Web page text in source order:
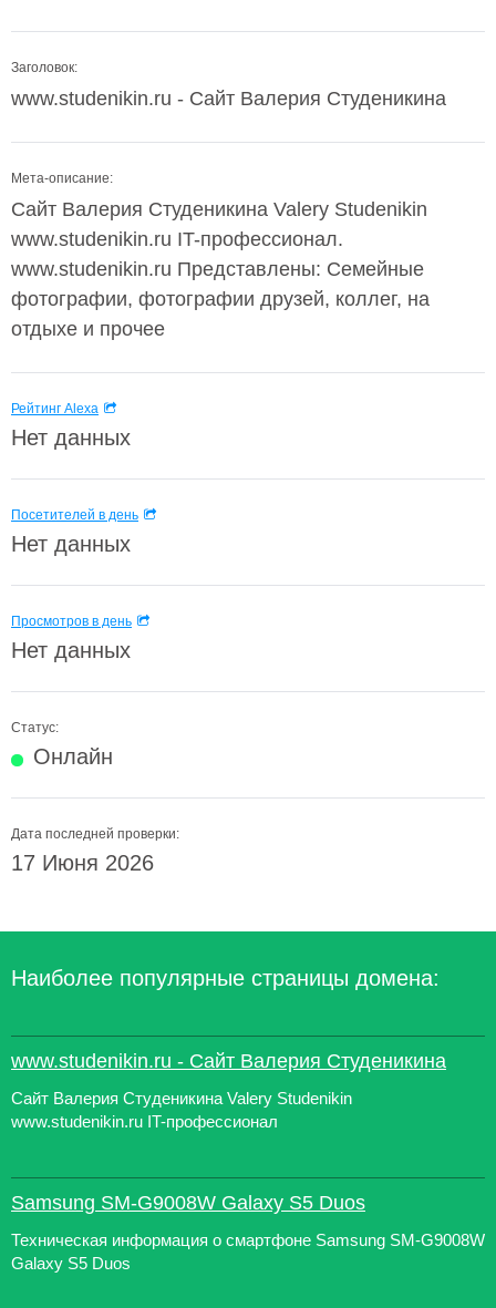
Заголовок:
www.studenikin.ru - Сайт Валерия Студеникина
Мета-описание:
Сайт Валерия Студеникина Valery Studenikin
www.studenikin.ru IT-профессионал.
www.studenikin.ru Представлены: Семейные
фотографии, фотографии друзей, коллег, на
отдыхе и прочее
Рейтинг Alexa
Нет данных
Посетителей в день
Нет данных
Просмотров в день
Нет данных
Статус:
Онлайн
Дата последней проверки:
17 Июня 2026
Наиболее популярные страницы домена:
www.studenikin.ru - Сайт Валерия Студеникина
Сайт Валерия Студеникина Valery Studenikin
www.studenikin.ru IT-профессионал
Samsung SM-G9008W Galaxy S5 Duos
Техническая информация о смартфоне Samsung SM-G9008W
Galaxy S5 Duos